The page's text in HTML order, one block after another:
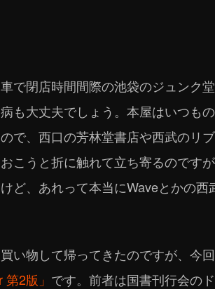
で閉店時間間際の池袋のジュンク
も大丈夫でしょう。本屋はいつも
で、西口の芳林堂書店や西武のリ
こうと折に触れて立ち寄るのです
ど、あれって本当にWaveとかの
い物して帰ってきたのですが、今
2版」 です。前者は国書刊行会の